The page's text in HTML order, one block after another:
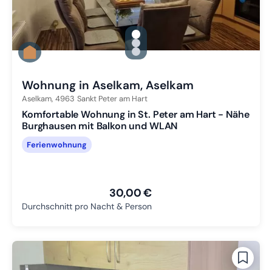
gallery.slide_selector
Zu Slide 1 wechseln
Zu Slide 2 wechseln
Zu Slide 3 wechseln
Wohnung in Aselkam, Aselkam
Aselkam, 4963 Sankt Peter am Hart
Komfortable Wohnung in St. Peter am Hart - Nähe
Burghausen mit Balkon und WLAN
Ferienwohnung
30,00 €
Durchschnitt pro Nacht & Person